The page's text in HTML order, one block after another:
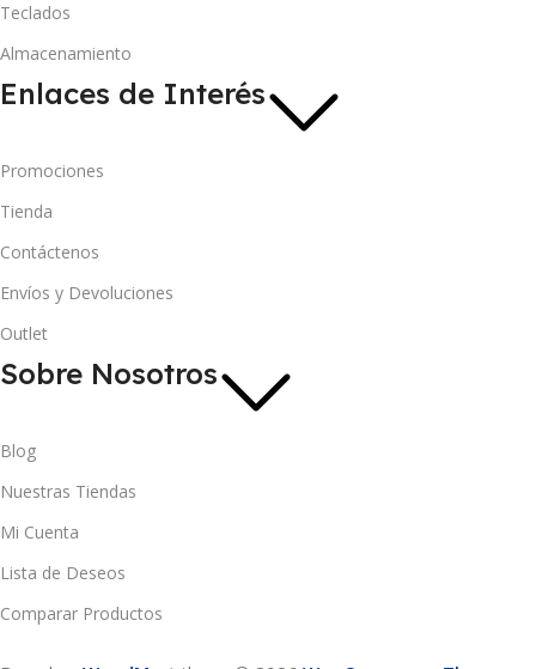
Teclados
Almacenamiento
Enlaces de Interés
Promociones
Tienda
Contáctenos
Envíos y Devoluciones
Outlet
Sobre Nosotros
Blog
Nuestras Tiendas
Mi Cuenta
Lista de Deseos
Comparar Productos